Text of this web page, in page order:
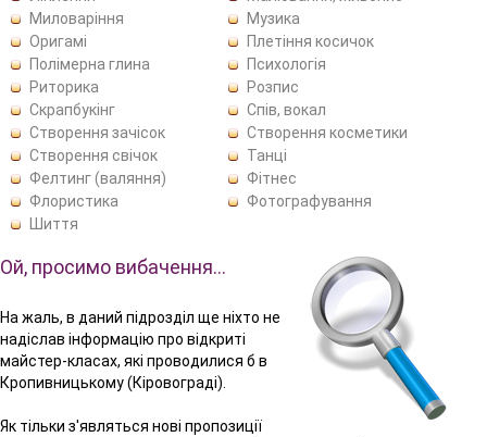
Миловаріння
Музика
Оригамі
Плетіння косичок
Полімерна глина
Психологія
Риторика
Розпис
Скрапбукінг
Спів, вокал
Створення зачісок
Створення косметики
Створення свічок
Танці
Фелтинг (валяння)
Фітнес
Флористика
Фотографування
Шиття
Ой, просимо вибачення…
На жаль, в даний підрозділ ще ніхто не
надіслав інформацію про відкриті
майстер-класах, які проводилися б в
Кропивницькому (Кіровограді).
Як тільки з'являться нові пропозиції